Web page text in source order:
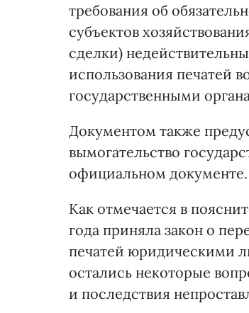
требования об
субъектов
сделки)
использования печатей
государственными
Документом также
вымогательство
официальном документе.
Как отмечается в
года приняла закон о
печатей юридическими
остались некоторые
и последствия